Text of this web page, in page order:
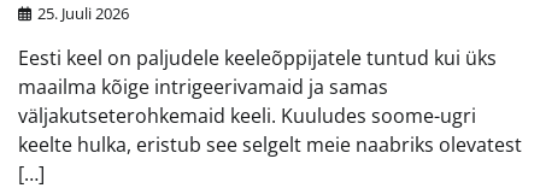
25. Juuli 2026
Eesti keel on paljudele keeleõppijatele tuntud kui üks
maailma kõige intrigeerivamaid ja samas
väljakutseterohkemaid keeli. Kuuludes soome-ugri
keelte hulka, eristub see selgelt meie naabriks olevatest
[…]